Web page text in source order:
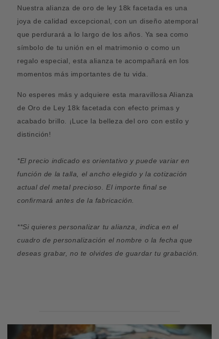
Nuestra alianza de oro de ley 18k facetada es una
joya de calidad excepcional, con un diseño atemporal
que perdurará a lo largo de los años. Ya sea como
símbolo de tu unión en el matrimonio o como un
regalo especial, esta alianza te acompañará en los
momentos más importantes de tu vida.
No esperes más y adquiere esta maravillosa Alianza
de Oro de Ley 18k facetada con efecto primas y
acabado brillo. ¡Luce la belleza del oro con estilo y
distinción!
*El precio indicado es orientativo y puede variar en
función de la talla, el ancho elegido y la cotización
actual del metal precioso. El importe final se
confirmará antes de la fabricación.
**Si quieres personalizar tu alianza, indica en el
cuadro de personalización el nombre o la fecha que
deseas grabar, no te olvides de guardar tu grabación.